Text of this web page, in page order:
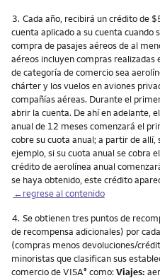
Nota
3. Cada año, recibirá un crédito de
cuenta aplicado a su cuenta cuando
compra de pasajes aéreos de al
aéreos incluyen compras
de categoría de comercio sea
chárter y los vuelos en aviones
compañías aéreas. Durante el
abrir la cuenta. De ahí en adelante,
anual de 12 meses comenzará el
cobre su cuota anual; a partir de
ejemplo, si su cuota anual se cobra
crédito de aerolínea anual
se haya obtenido, este crédito
←regrese al contenido
Nota
4. Se obtienen tres puntos de
de recompensa adicionales) por
(compras menos devoluciones/
minoristas que clasifican sus
comercio de VISA® como: Viajes: